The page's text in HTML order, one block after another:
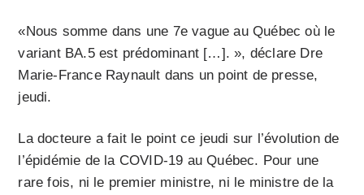
«Nous somme dans une 7e vague au Québec où le
variant BA.5 est prédominant […]. », déclare Dre
Marie-France Raynault dans un point de presse,
jeudi.
La docteure a fait le point ce jeudi sur l’évolution de
l’épidémie de la COVID-19 au Québec. Pour une
rare fois, ni le premier ministre, ni le ministre de la